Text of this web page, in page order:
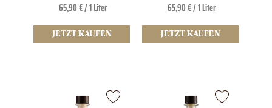
65,90 € / 1 Liter
JETZT KAUFEN
65,90 € / 1 Liter
JETZT KAUFEN